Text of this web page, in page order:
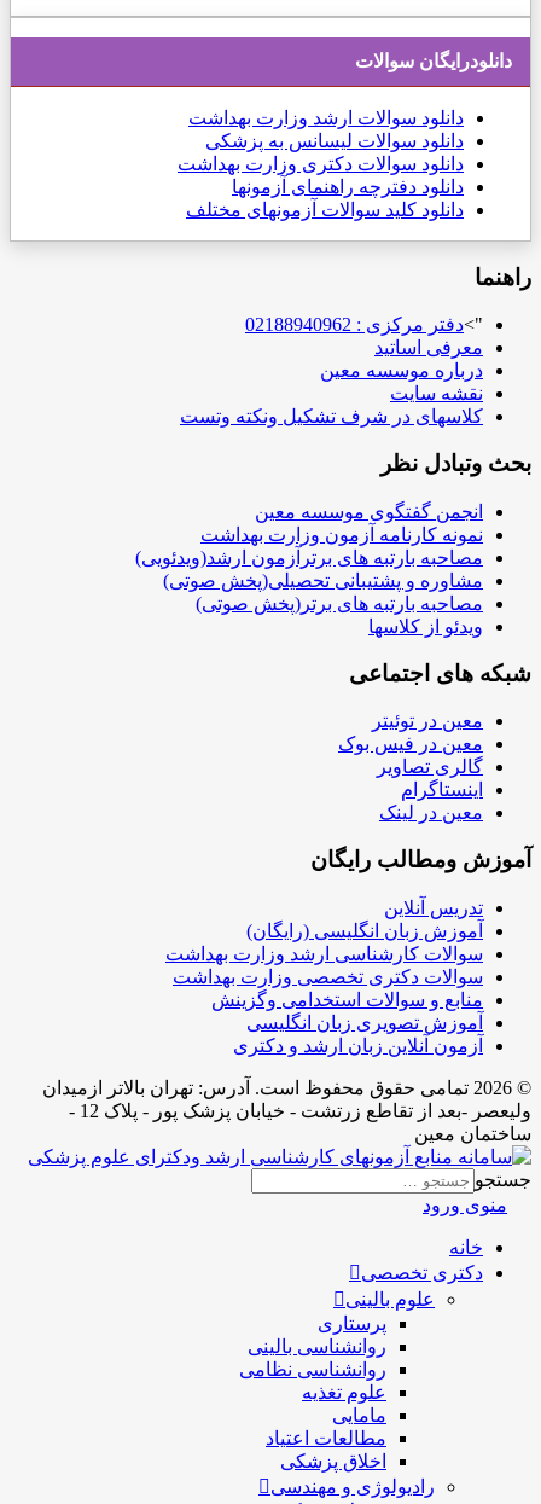
دانلودرایگان سوالات
دانلود سوالات ارشد وزارت بهداشت
دانلود سوالات لیسانس به پزشکی
دانلود سوالات دکتری وزارت بهداشت
دانلود دفترچه راهنمای آزمونها
دانلود کلید سوالات آزمونهای مختلف
راهنما
">دفتر مرکزی : 02188940962
معرفی اساتید
درباره موسسه معین
نقشه سایت
کلاسهای در شرف تشکیل ونکته وتست
بحث وتبادل نظر
انجمن گفتگوی موسسه معین
نمونه کارنامه آزمون وزارت بهداشت
مصاحبه بارتبه های برترآزمون ارشد(ویدئویی)
مشاوره و پشتیبانی تحصیلی(پخش صوتی)
مصاحبه بارتبه های برتر(پخش صوتی)
ویدئو از کلاسها
شبکه های اجتماعی
معین در توئیتر
معین در فیس بوک
گالری تصاویر
اینستاگرام
معین در لینک
آموزش ومطالب رایگان
تدریس آنلاین
آموزش زبان انگلیسی (رایگان)
سوالات کارشناسی ارشد وزارت بهداشت
سوالات دکتری تخصصی وزارت بهداشت
منابع و سوالات استخدامی وگزینش
آموزش تصویری زبان انگلیسی
آزمون آنلاین زبان ارشد و دکتری
© 2026 تمامی حقوق محفوظ است. آدرس:‌ تهران بالاتر ازمیدان
ولیعصر -بعد از تقاطع زرتشت - خیابان پزشک پور - پلاک 12 -
ساختمان معین
جستجو
منوی ورود
خانه
دکتری تخصصی
علوم بالینی
پرستاری
روانشناسی بالینی
روانشناسی نظامی
علوم تغذیه
مامایی
مطالعات اعتیاد
اخلاق پزشکی
رادیولوژی و مهندسی